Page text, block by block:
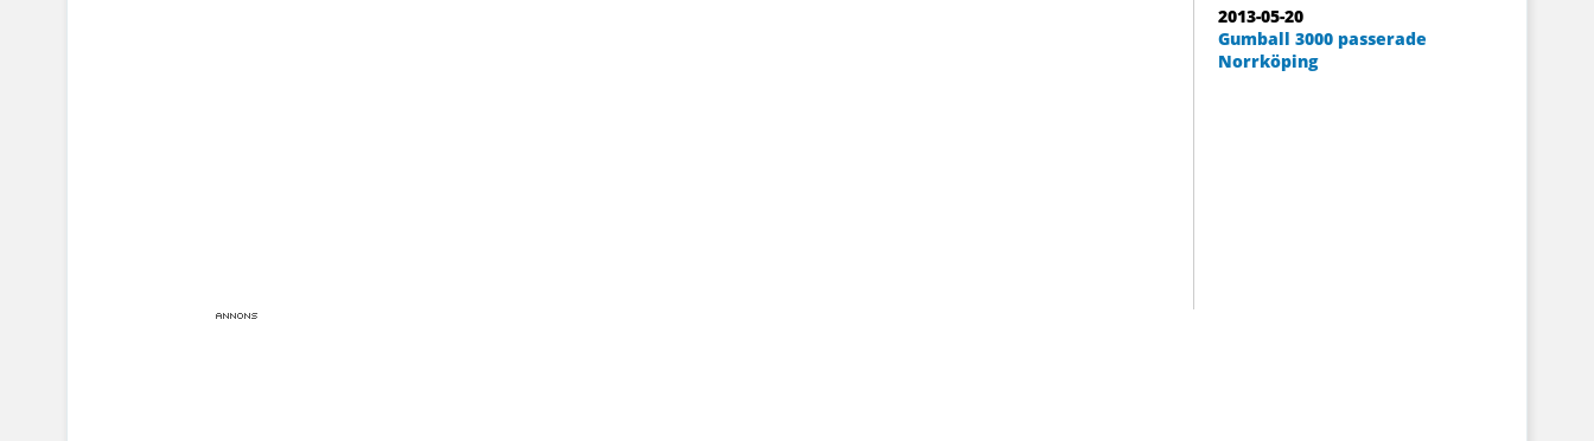
2013-05-20
Gumball 3000 passerade
Norrköping